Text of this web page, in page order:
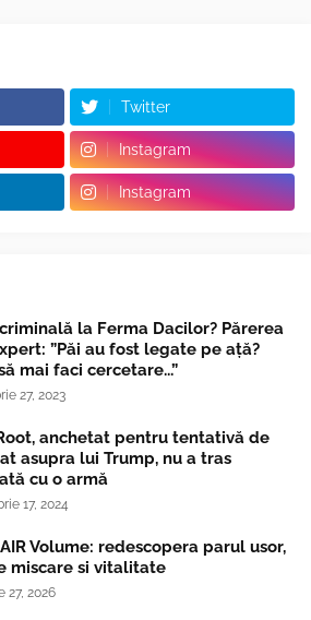
Twitter
Instagram
Instagram
la Ferma Dacilor? Părerea
”Păi au fost legate pe ață?
mai faci cercetare...”
27, 2023
anchetat pentru tentativă de
asupra lui Trump, nu a tras
cu o armă
17, 2024
Volume: redescopera parul usor,
miscare si vitalitate
27, 2026